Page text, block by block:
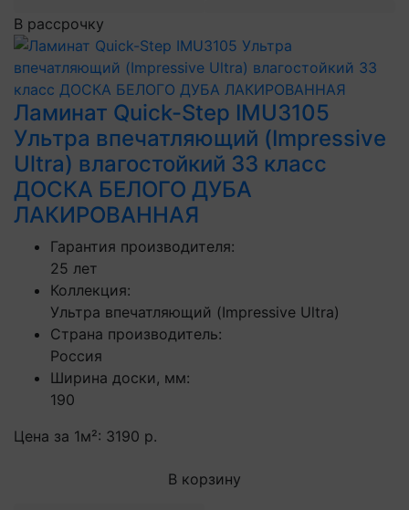
В рассрочку
Ламинат Quick-Step IMU3105
Ультра впечатляющий (Impressive
Ultra) влагостойкий 33 класс
ДОСКА БЕЛОГО ДУБА
ЛАКИРОВАННАЯ
Гарантия производителя:
25 лет
Коллекция:
Ультра впечатляющий (Impressive Ultra)
Страна производитель:
Россия
Ширина доски, мм:
190
Цена за 1м²: 3190 р.
В корзину